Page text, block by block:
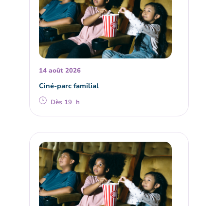
14 août 2026
Ciné-parc familial
Dès 19 h